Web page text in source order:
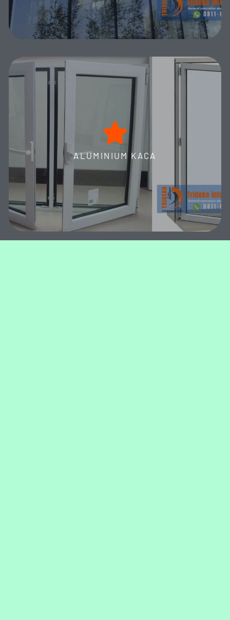
ALUMINIUM KACA
Aneka kusen & pintu aluminium kaca
Aluminium Trideko Interior: Solusi Komprehensif Kusen,
Jendela, Pintu, dan Partisi Kaca Aluminium Daya Tahan
Tinggi. Dirancang Estetis untuk Hotel, Gedung, dan Pusat
Perbelanjaan Modern!
MORE DETAILS